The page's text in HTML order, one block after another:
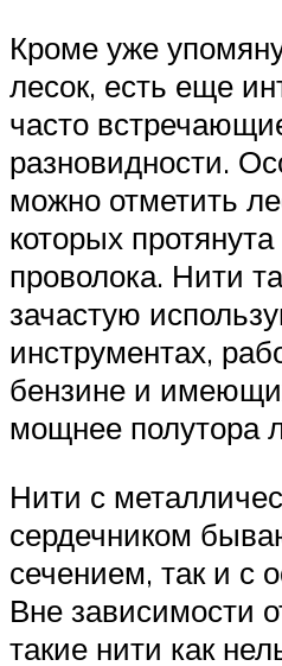
Кроме уже
лесок, есть еще
часто
разновидности.
можно отметить
которых
проволока. Нити
зачастую
инструментах,
бензине и
мощнее полутора
Нити с
сердечником
сечением, так и с
Вне зависимости
такие нити как